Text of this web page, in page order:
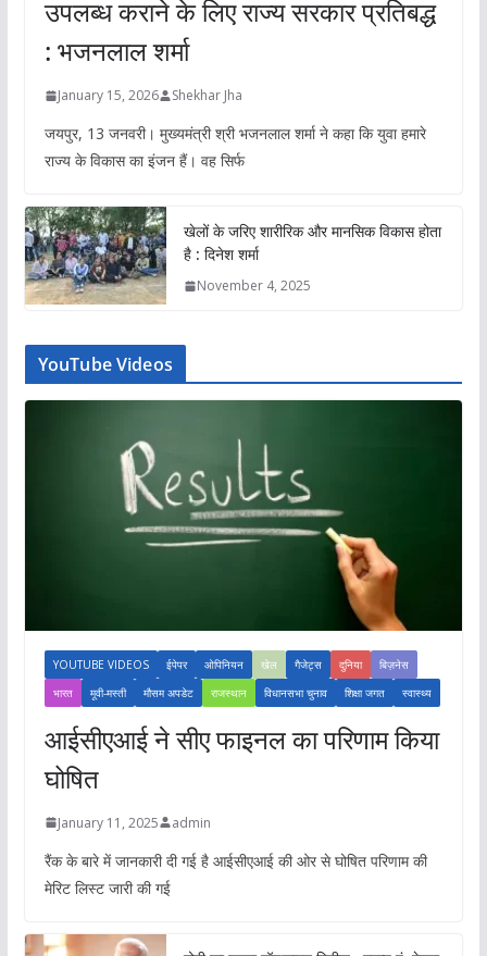
उपलब्ध कराने के लिए राज्य सरकार प्रतिबद्ध
: भजनलाल शर्मा
January 15, 2026 Shekhar Jha
जयपुर, 13 जनवरी। मुख्यमंत्री श्री भजनलाल शर्मा ने कहा कि युवा हमारे
राज्य के विकास का इंजन हैं। वह सिर्फ
खेलों के जरिए शारीरिक और मानसिक विकास होता
है : दिनेश शर्मा
November 4, 2025
YouTube Videos
YOUTUBE VIDEOS ईपेपर ओपिनियन खेल गैजेट्स दुनिया
बिज़नेस
भारत
मूवी-मस्ती मौसम अपडेट राजस्थान विधानसभा चुनाव शिक्षा जगत स्वास्थ्य
आईसीएआई ने सीए फाइनल का परिणाम किया
घोषित
January 11, 2025 admin
रैंक के बारे में जानकारी दी गई है आईसीएआई की ओर से घोषित परिणाम की
मेरिट लिस्ट जारी की गई